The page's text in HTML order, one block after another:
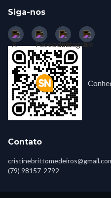
Siga-nos
Contato
(79) 98157-2792